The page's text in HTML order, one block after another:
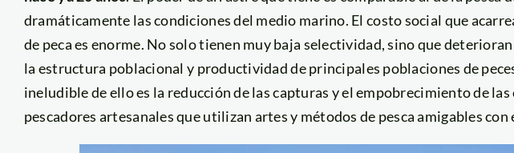
dramáticamente las condiciones del medio marino. El costo social que
de peca es enorme. No solo tienen muy baja selectividad, sino que
la estructura poblacional y productividad de principales poblaciones de
ineludible de ello es la reducción de las capturas y el empobrecimiento de
pescadores artesanales que utilizan artes y métodos de pesca amigables con